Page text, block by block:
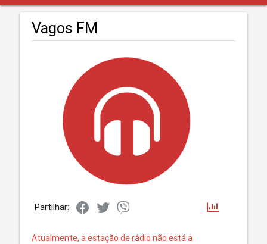
Vagos FM
Partilhar:
Atualmente, a estação de rádio não está a